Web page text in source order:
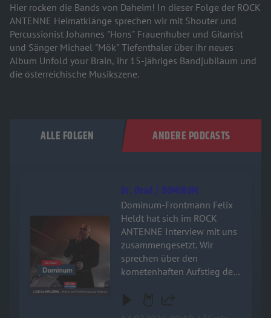
Hier rocken die Bands von Daheim! In dieser Folge der ROCK
ANTENNE Heimatklänge sprechen wir mit Shouter und
Percussionist Johannes "Hons" Frauenhuber und Gitarrist
und Sänger Michael "Mök" Tiefenthaler über ihr neues
Album Unfold your Brain, ihr 15-jähriges Bandjubiläum und
die österreichische Musikszene.
ALLE FOLGEN ANDERE PODCASTS
Audiotitel - Dr. Dead / DOMINUM
Dr. Dead / DOMINUM
Dominum-Frontmann Felix
Heldt hat sich im ROCK
ANTENNE Interview mit uns
zusammengesetzt. Wir
sprechen über den
kometenhaften Aufstieg der
filmreife Horror-Konzept